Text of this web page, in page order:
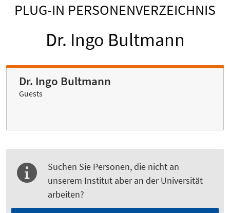
PLUG-IN PERSONENVERZEICHNIS
Dr. Ingo Bultmann
Dr. Ingo Bultmann
Guests
Suchen Sie Personen, die nicht an
unserem Institut aber an der Universität
arbeiten?